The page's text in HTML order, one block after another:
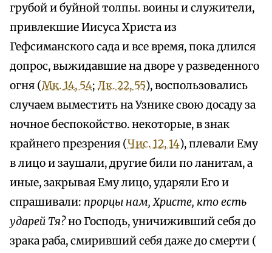
грубой и буйной толпы. воины и служители,
привлекшие Иисуса Христа из
Гефсиманского сада и все время, пока длился
допрос, выжидавшие на дворе у разведенного
огня (Мк. 14, 54; Лк. 22, 55), воспользовались
случаем выместить на Узнике свою досаду за
ночное беспокойство. некоторые, в знак
крайнего презрения (Чис. 12, 14), плевали Ему
в лицо и заушали, другие били по ланитам, а
иные, закрывая Ему лицо, ударяли Его и
спрашивали: прорцы нам, Христе, кто есть
ударей Тя?но Господь, уничиживший себя до
зрака раба, смиривший себя даже до смерти (